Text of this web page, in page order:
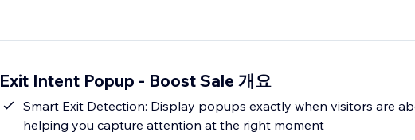
Exit Intent Popup - Boost Sale 개요
Smart Exit Detection: Display popups exactly when visitors are
helping you capture attention at the right moment